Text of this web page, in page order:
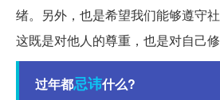
绪。另外，也是希望我们能够遵守
这既是对他人的尊重，也是对自己修
过年都忌讳什么?